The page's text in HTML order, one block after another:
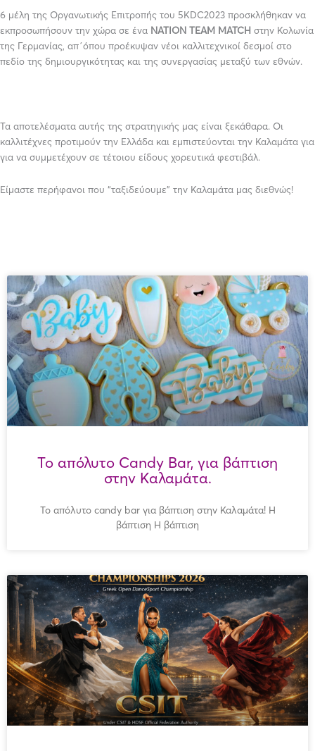
6 μέλη της Οργανωτικής Επιτροπής του 5KDC2023 προσκλήθηκαν να
εκπροσωπήσουν την χώρα σε ένα NATION TEAM MATCH στην Κολωνία
της Γερμανίας, απ΄όπου προέκυψαν νέοι καλλιτεχνικοί δεσμοί στο
πεδίο της δημιουργικότητας και της συνεργασίας μεταξύ των εθνών.
Τα αποτελέσματα αυτής της στρατηγικής μας είναι ξεκάθαρα. Οι
καλλιτέχνες προτιμούν την Ελλάδα και εμπιστεύονται την Καλαμάτα για
για να συμμετέχουν σε τέτοιου είδους χορευτικά φεστιβάλ.
Είμαστε περήφανοι που “ταξιδεύουμε” την Καλαμάτα μας διεθνώς!
Το απόλυτο Candy Bar, για βάπτιση
στην Καλαμάτα.
Το απόλυτο candy bar για βάπτιση στην Καλαμάτα! Η
βάπτιση Η βάπτιση